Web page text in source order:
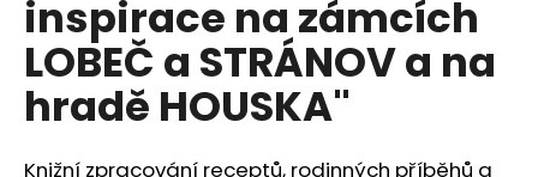
inspirace na zámcích
LOBEČ a STRÁNOV a na
hradě HOUSKA"
Knižní zpracování receptů, rodinných příběhů a
a
j
í
t
?